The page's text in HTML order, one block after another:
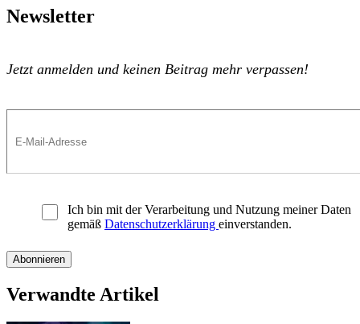
Newsletter
Jetzt anmelden und keinen Beitrag mehr verpassen!
Ich bin mit der Verarbeitung und Nutzung meiner Daten
gemäß Datenschutzerklärung einverstanden.
Verwandte Artikel